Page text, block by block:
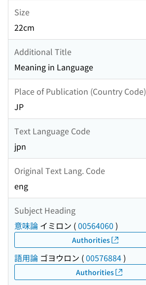
Size
22cm
Additional Title
Meaning in Language
Place of Publication (Country Code)
JP
Text Language Code
jpn
Original Text Lang. Code
eng
Subject Heading
意味論 イミロン (00564060 )
Authorities
語用論 ゴヨウロン (00576884)
Authorities